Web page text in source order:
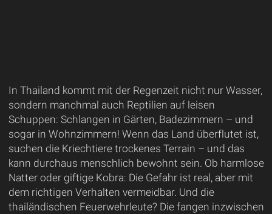
In Thailand kommt mit der Regenzeit nicht nur Wasser,
sondern manchmal auch Reptilien auf leisen
Schuppen: Schlangen in Gärten, Badezimmern – und
sogar in Wohnzimmern! Wenn das Land überflutet ist,
suchen die Kriechtiere trockenes Terrain – und das
kann durchaus menschlich bewohnt sein. Ob harmlose
Natter oder giftige Kobra: Die Gefahr ist real, aber mit
dem richtigen Verhalten vermeidbar. Und die
thailändischen Feuerwehrleute? Die fangen inzwischen